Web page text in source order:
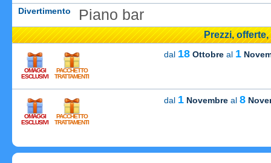
Divertimento Piano bar
Prezzi,
OMAGGI
ESCLUSIVI
PACCHETTO
TRATTAMENTI
dal 18 Ottobre al 1
OMAGGI
ESCLUSIVI
PACCHETTO
TRATTAMENTI
dal 1 Novembre al 8